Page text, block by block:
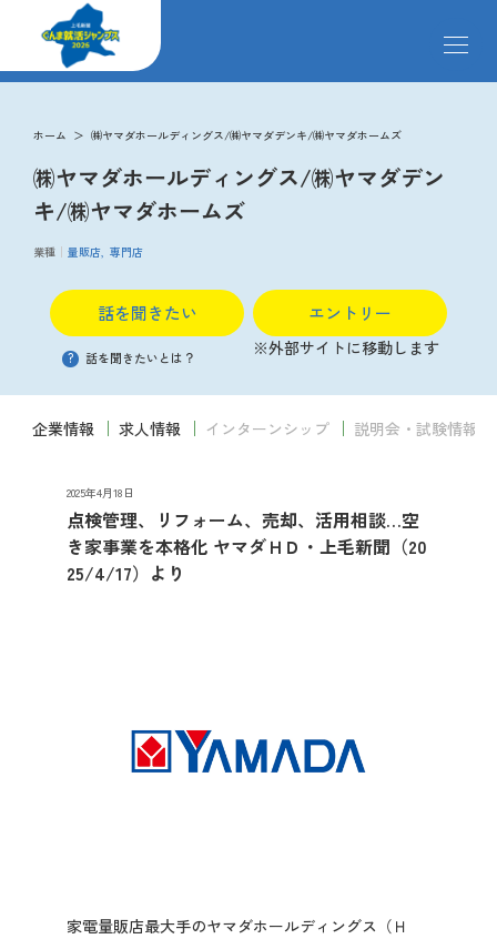
メ
求人検索
掲載企業
イベント
説明会
クローズアップ企業
先輩社員の声
ホーム ㈱ヤマダホールディングス/㈱ヤマダデンキ/㈱ヤマダホームズ
㈱ヤマダホールディングス/㈱ヤマダデン
キ/㈱ヤマダホームズ
業種 量販店 専門店
話を聞きたい
? 話を聞きたいとは？
エントリー
※外部サイトに移動します
企業情報 求人情報 インターンシップ 説明会・試験情報
2025年4月18日
点検管理、リフォーム、売却、活用相談…空
き家事業を本格化 ヤマダＨＤ・上毛新聞（20
25/4/17）より
家電量販店最大手のヤマダホールディングス（Ｈ